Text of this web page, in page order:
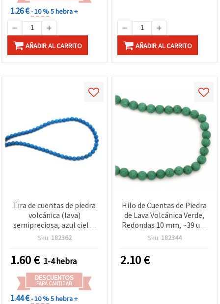
1.26 €- 10 %5 hebra +
AÑADIR AL CARRITO AÑADIR AL CARRITO
Tira de cuentas de piedra
volcánica (lava)
semipreciosa, azul cielo,
redondas, 6 mm, ~63 uds
Sku: 182362
1.60€ 1-4 hebra
DESCUENTOS
PARA CANTIDAD
1.44 €- 10 %5 hebra +
Hilo de Cuentas de Piedra
de Lava Volcánica Verde,
Redondas 10 mm, ~39 uds
– Ideal para Bisutería y
Fresco y Natural
Sku: 182344
2.10€